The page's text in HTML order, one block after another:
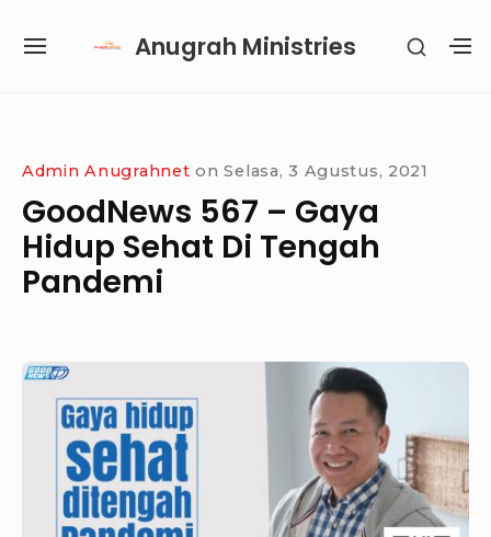
Anugrah Ministries
SITE
SHOW
Admin Anugrahnet on Selasa, 3 Agustus, 2021
GoodNews 567 – Gaya
Hidup Sehat Di Tengah
Pandemi